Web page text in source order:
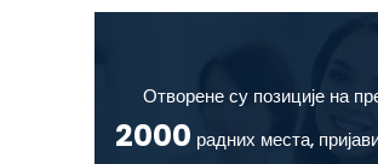
Отворене су позиције на
2000 радних места,